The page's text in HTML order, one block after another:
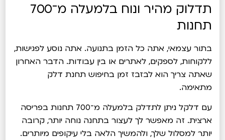
תדלוק מהיר ונוח בלמעלה מ־700
תחנות
בתור עצמאי, אתה כל הזמן בתנועה. אתה נוסע לפגישות,
ללקוחות, לספקים, לאתרים או בין עבודות. הדבר האחרון
שאתה צריך הוא לבזבז זמן בחיפוש תחנת דלק
מתאימה.
עם דלקל ניתן לתדלק בלמעלה מ־700 תחנות בפריסה
ארצית. זה מאפשר לך לעצור בתחנה נוחה יותר, קרובה
יותר למסלול שלך, ולהמשיך הלאה בלי עיקופים מיותרים.